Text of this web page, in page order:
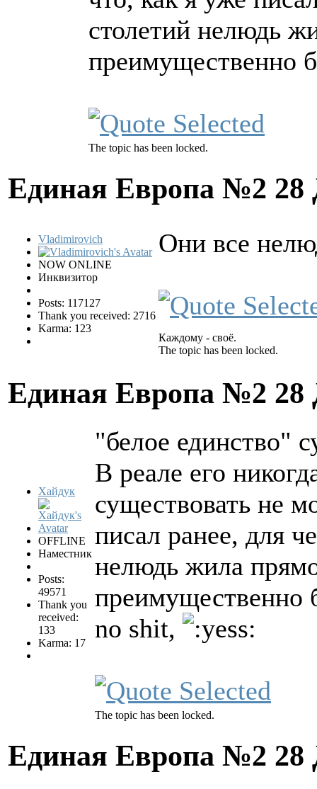
столетий нелюдь
преимущественно
The topic has been locked.
Единая Европа №2 28
Vladimirovich
NOW ONLINE
Инквизитор
Posts: 117127
Thank you received: 2716
Karma: 123
Они все
Каждому - своё.
The topic has been locked.
Единая Европа №2 28
Хайдук
OFFLINE
Наместник
Posts:
49571
Thank you
received:
133
Karma: 17
"белое единство"
В реале его
существовать не
писал ранее, для
нелюдь жила
преимущественно
no shit,
The topic has been locked.
Единая Европа №2 28